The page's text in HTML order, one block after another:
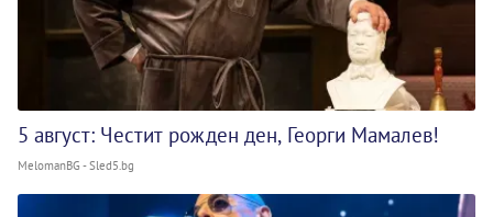
5 август: Честит рожден ден, Георги Мамалев!
MelomanBG - Sled5.bg